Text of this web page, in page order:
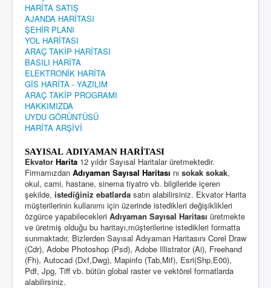
HARİTA SATIŞ
AJANDA HARİTASI
ŞEHİR PLANI
YOL HARİTASI
ARAÇ TAKİP HARİTASI
BASILI HARİTA
ELEKTRONİK HARİTA
GİS HARİTA - YAZILIM
ARAÇ TAKİP PROGRAMI
HAKKIMIZDA
UYDU GÖRÜNTÜSÜ
HARİTA ARŞİVİ
SAYISAL ADIYAMAN HARİTASI
Ekvator Harita 12 yıldır Sayısal Haritalar üretmektedir.
Firmamızdan Adıyaman Sayısal Haritası nı sokak sokak,
okul, cami, hastane, sinema tiyatro vb. bilgileride içeren
şekilde, istediğiniz ebatlarda satın alabilirsiniz. Ekvator Harita
müşterilerinin kullanımı için üzerinde istedikleri değişiklikleri
özgürce yapabilecekleri Adıyaman Sayısal Haritası üretmekte
ve üretmiş olduğu bu haritayı,müşterilerine istedikleri formatta
sunmaktadır, Bizlerden Sayısal Adıyaman Haritasını Corel Draw
(Cdr), Adobe Photoshop (Psd), Adobe Illistrator (Ai), Freehand
(Fh), Autocad (Dxf,Dwg), Mapinfo (Tab,Mif), Esri(Shp,E00),
Pdf, Jpg, Tiff vb. bütün global raster ve vektörel formatlarda
alabilirsiniz.